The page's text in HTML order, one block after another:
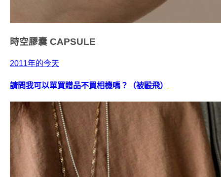
時空膠囊 CAPSULE
2011年的今天
請問我可以單買贈品不買相機嗎？（被毆飛）